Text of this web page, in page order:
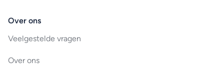
Over ons
Veelgestelde vragen
Over ons